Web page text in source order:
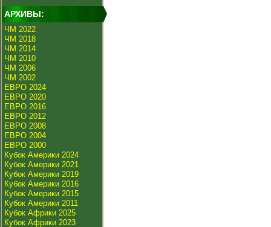
АРХИВЫ:
ЧМ 2022
ЧМ 2018
ЧМ 2014
ЧМ 2010
ЧМ 2006
ЧМ 2002
ЕВРО 2024
ЕВРО 2020
ЕВРО 2016
ЕВРО 2012
ЕВРО 2008
ЕВРО 2004
ЕВРО 2000
Кубок Америки 2024
Кубок Америки 2021
Кубок Америки 2019
Кубок Америки 2016
Кубок Америки 2015
Кубок Америки 2011
Кубок Африки 2025
Кубок Африки 2023